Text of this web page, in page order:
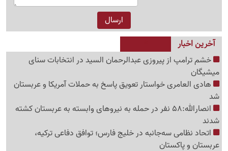
آخرین اخبار
خشم ترامپ از پیروزی عبدالرحمان السید در انتخابات سنای
میشیگان
هادی العامری خواستار تعویق پاسخ به حملات آمریکا و عربستان
شد
انصارالله:58 نفر در حمله به نیروهای وابسته به عربستان کشته
شدند
اتحاد نظامی سه‌جانبه در خلیج فارس؛ توافق دفاعی ترکیه،
عربستان و پاکستان